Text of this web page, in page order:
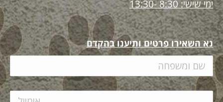
ימי שישי: 8:30 -13:30
נא השאירו פרטים ותיענו בהקדם